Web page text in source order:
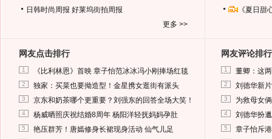
日韩时尚周报 好莱坞街拍周报
更多 >>
《夏日
网友点击排行
1 《比利林恩》首映 章子怡范冰冰冯小刚捧场红毯
2 独家：买菜也要拗造型！金星携女逛街有派头
3 京东和奶茶哪个更重要？刘强东的回答全场大笑！
4 杨威晒照庆祝结婚8周年 杨阳洋轻抚妈妈孕肚
5 艳压群芳！唐嫣修身长裙现身活动 仙气儿足
网友评论排行
1 董卿：这
2 刘德华新
3 为救母女
4 刘德华扮
5 章子怡斥